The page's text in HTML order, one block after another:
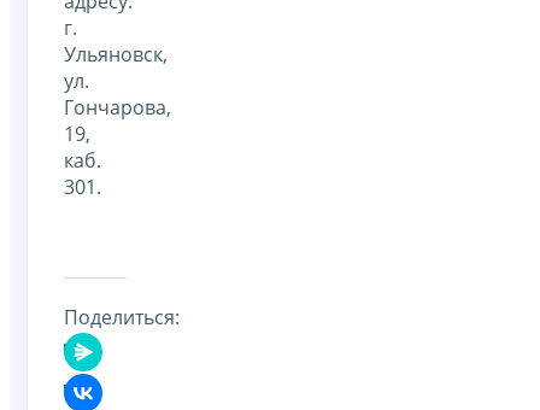
г.
Ульяновск,
ул.
Гончарова,
19,
каб.
301.
Поделиться: